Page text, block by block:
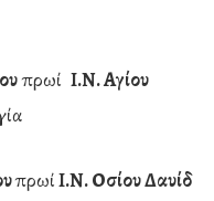
πρωίΙ.Ν. Αγίου
πρωίΙ.Ν. Οσίου Δαυίδ